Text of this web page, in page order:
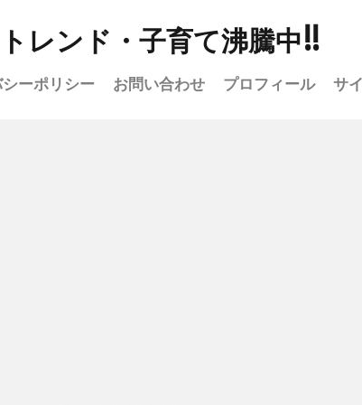
トレンド・子育て沸騰中!!
ーポリシー お問い合わせ プロフィール サ